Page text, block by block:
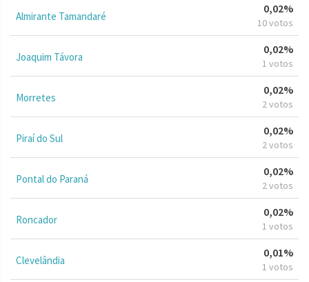
Almirante Tamandaré
0,02%
10 votos
Joaquim Távora
0,02%
1 votos
Morretes
0,02%
2 votos
Piraí do Sul
0,02%
2 votos
Pontal do Paraná
0,02%
2 votos
Roncador
0,02%
1 votos
Clevelândia
0,01%
1 votos